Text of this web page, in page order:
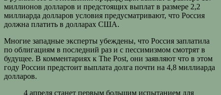
миллионов долларов и предстоящих выплат в размере 2,2
миллиарда долларов условия предусматривают, что Россия
должна платить в долларах США.
Многие западные эксперты убеждены, что Россия заплатила
по облигациям в последний раз и с пессимизмом смотрят в
будущее. В комментариях к The Post, они заявляют что в этом
году России предстоит выплата долга почти на 4,8 миллиарда
долларов.
4 апреля станет первым большим испытанием для